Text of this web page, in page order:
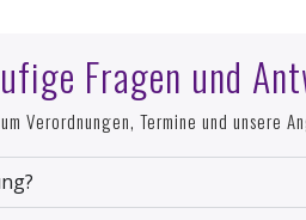
Fragen und
Verordnungen, Termine und unsere